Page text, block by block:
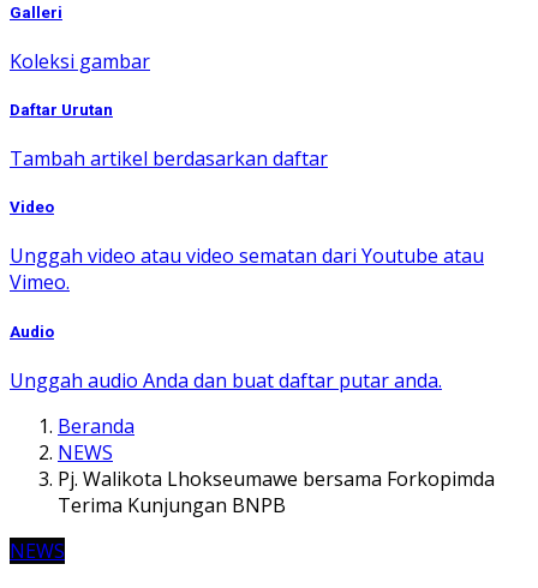
Galleri
Koleksi gambar
Daftar Urutan
Tambah artikel berdasarkan daftar
Video
Unggah video atau video sematan dari Youtube atau
Vimeo.
Audio
Unggah audio Anda dan buat daftar putar anda.
Beranda
NEWS
Pj. Walikota Lhokseumawe bersama Forkopimda
Terima Kunjungan BNPB
NEWS